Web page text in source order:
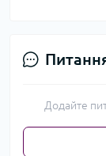
Додайте